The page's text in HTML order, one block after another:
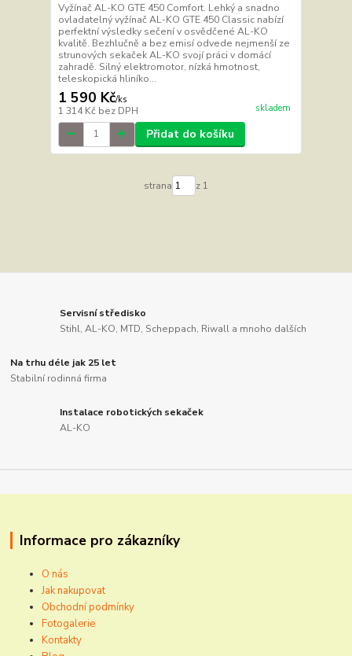
Vyžínač AL-KO GTE 450 Comfort. Lehký a snadno
ovladatelný vyžínač AL-KO GTE 450 Classic nabízí
perfektní výsledky sečení v osvědčené AL-KO
kvalitě. Bezhlučně a bez emisí odvede nejmenší ze
strunových sekaček AL-KO svojí práci v domácí
zahradě. Silný elektromotor, nízká hmotnost,
teleskopická hliníko...
1 590 Kč/ks
1 314 Kč bez DPH skladem
Přidat do košíku
strana z 1
Servisní středisko
Stihl, AL-KO, MTD, Scheppach, Riwall a mnoho dalších
Na trhu déle jak 25 let
Stabilní rodinná firma
Instalace robotických sekaček
AL-KO
Informace pro zákazníky
O nás
Jak nakupovat
Obchodní podmínky
Fotogalerie
Kontakty